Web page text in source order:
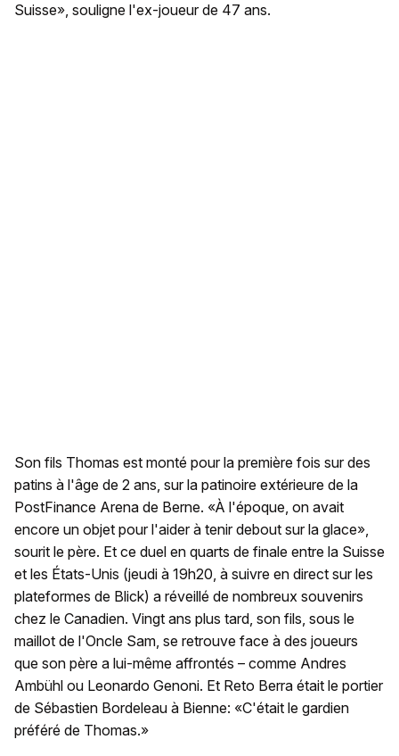
Suisse», souligne l'ex-joueur de 47 ans.
Son fils Thomas est monté pour la première fois sur des
patins à l'âge de 2 ans, sur la patinoire extérieure de la
PostFinance Arena de Berne. «À l'époque, on avait
encore un objet pour l'aider à tenir debout sur la glace»,
sourit le père. Et ce duel en quarts de finale entre la Suisse
et les États-Unis (jeudi à 19h20, à suivre en direct sur les
plateformes de Blick) a réveillé de nombreux souvenirs
chez le Canadien. Vingt ans plus tard, son fils, sous le
maillot de l'Oncle Sam, se retrouve face à des joueurs
que son père a lui-même affrontés – comme Andres
Ambühl ou Leonardo Genoni. Et Reto Berra était le portier
de Sébastien Bordeleau à Bienne: «C'était le gardien
préféré de Thomas.»